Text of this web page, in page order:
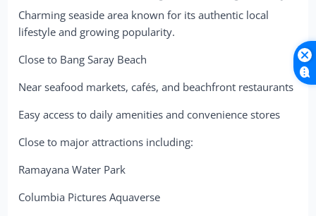
Charming seaside area known for its authentic local
lifestyle and growing popularity.
Close to Bang Saray Beach
Near seafood markets, cafés, and beachfront restaurants
Easy access to daily amenities and convenience stores
Close to major attractions including:
Ramayana Water Park
Columbia Pictures Aquaverse